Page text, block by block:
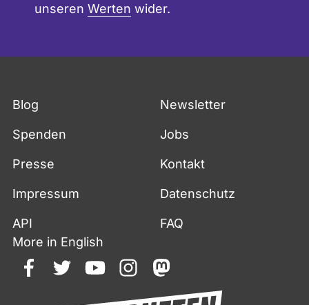
unseren Werten wider.
Blog Newsletter
Spenden Jobs
Presse Kontakt
Impressum Datenschutz
API
FAQ
More in English
facebooktwitteryoutubeinstagrammastodon